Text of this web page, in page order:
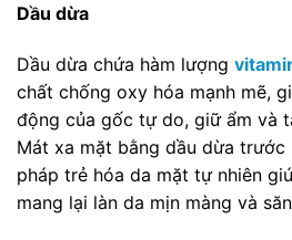
Dầu dừa
Dầu dừa chứa hàm lượng
chất chống oxy hóa mạnh mẽ,
động của gốc tự do, giữ ẩm và
Mát xa mặt bằng dầu dừa
pháp trẻ hóa da mặt tự nhiên
mang lại làn da mịn màng và